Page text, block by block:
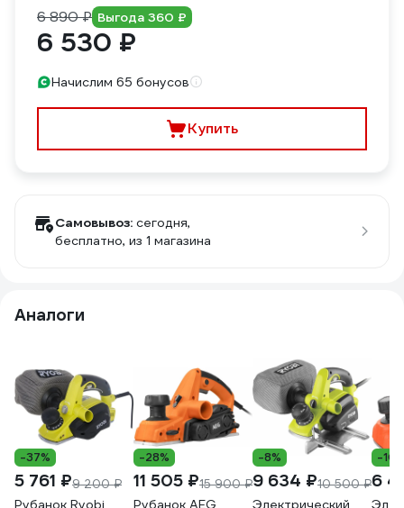
6 890 ₽ Выгода 360 ₽
6 530 ₽
Начислим 65 бонусов
Купить
Самовывоз: сегодня,
бесплатно, из 1 магазина
Аналоги
-37%
5 761 ₽9 200 ₽
Рубанок Ryobi
-28%
11 505 ₽15 900 ₽
Рубанок AEG
-8%
9 634 ₽10 500 ₽
Электрический
-
6